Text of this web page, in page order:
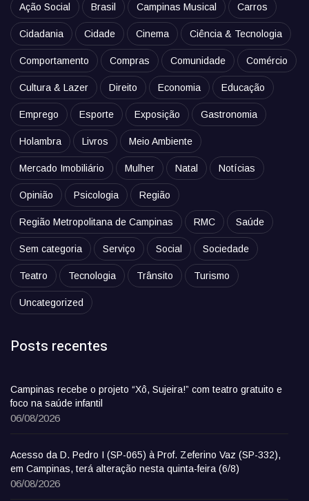
Ação Social Brasil Campinas Musical Carros
Cidadania Cidade Cinema Ciência & Tecnologia
Comportamento Compras Comunidade Comércio
Cultura & Lazer Direito Economia Educação
Emprego Esporte Exposição Gastronomia
Holambra Livros Meio Ambiente
Mercado Imobiliário Mulher Natal Notícias
Opinião Psicologia Região
Região Metropolitana de Campinas RMC Saúde
Sem categoria Serviço Social Sociedade
Teatro Tecnologia Trânsito Turismo
Uncategorized
Posts recentes
Campinas recebe o projeto “Xô, Sujeira!” com teatro gratuito e
foco na saúde infantil
06/08/2026
Acesso da D. Pedro I (SP-065) à Prof. Zeferino Vaz (SP-332),
em Campinas, terá alteração nesta quinta-feira (6/8)
06/08/2026